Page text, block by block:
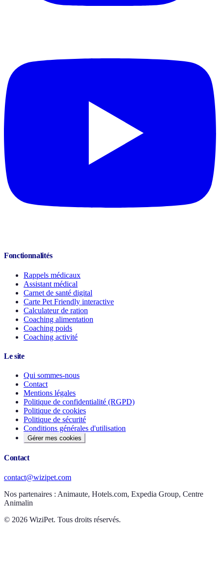
Fonctionnalités
Rappels médicaux
Assistant médical
Carnet de santé digital
Carte Pet Friendly interactive
Calculateur de ration
Coaching alimentation
Coaching poids
Coaching activité
Le site
Qui sommes-nous
Contact
Mentions légales
Politique de confidentialité (RGPD)
Politique de cookies
Politique de sécurité
Conditions générales d'utilisation
Gérer mes cookies
Contact
contact@wizipet.com
Nos partenaires : Animaute, Hotels.com, Expedia Group, Centre
Animalin
© 2026 WiziPet. Tous droits réservés.